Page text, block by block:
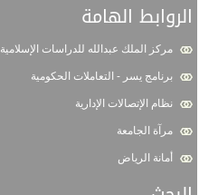
الروابط الهامة
مركز الملك عبدالله للدراسات الإسلامية
برنامج يسر - التعاملات الحكومية
نظام الإتصالات الإدارية
مرآة الجامعة
أمانة الرياض